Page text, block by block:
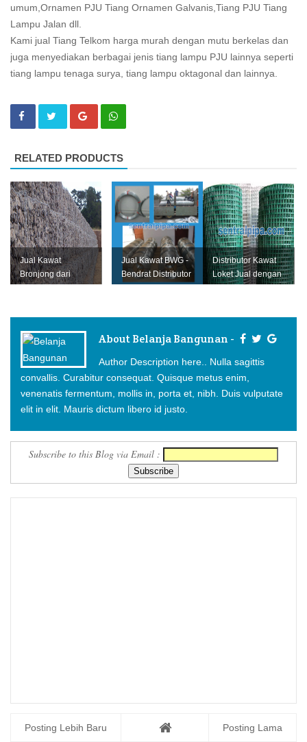
umum,Ornamen PJU Tiang Ornamen Galvanis,Tiang PJU Tiang
Lampu Jalan dll.
Kami jual Tiang Telkom harga murah dengan mutu berkelas dan
juga menyediakan berbagai jenis tiang lampu PJU lainnya seperti
tiang lampu tenaga surya, tiang lampu oktagonal dan lainnya.
RELATED PRODUCTS
Jual Kawat
Bronjong dari
Jual Kawat BWG -
Bendrat Distributor
Distributor Kawat
Loket Jual dengan
About Belanja Bangunan -
Author Description here.. Nulla sagittis
convallis. Curabitur consequat. Quisque metus enim,
venenatis fermentum, mollis in, porta et, nibh. Duis vulputate
elit in elit. Mauris dictum libero id justo.
Subscribe to this Blog via Email :
Posting Lebih Baru Posting Lama